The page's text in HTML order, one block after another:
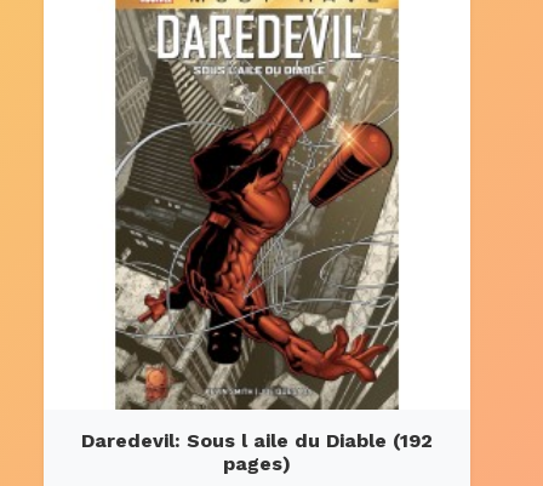
Daredevil: Sous l aile du Diable (192
pages)